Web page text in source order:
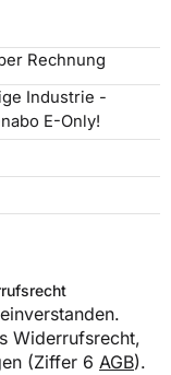
Rechnung
Industrie -
E-Only!
Widerrufsrecht,
(Ziffer 6 AGB).